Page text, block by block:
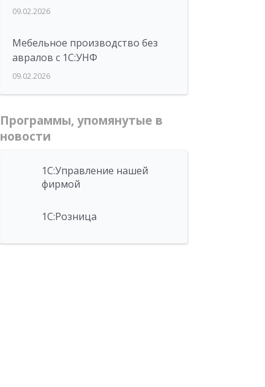
09.02.2026
Мебельное производство без
авралов с 1С:УНФ
09.02.2026
Программы, упомянутые в
новости
1С:Управление нашей
фирмой
1С:Розница